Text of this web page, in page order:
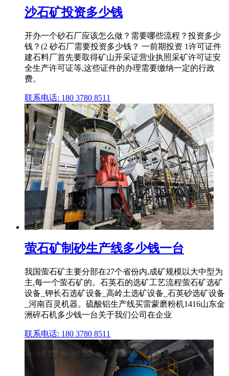
沙石矿投资多少钱
开办一个砂石厂应该怎么做？需要哪些流程？投资多少
钱？(2 砂石厂需要投资多少钱？ 一前期投资 1许可证件
建石料厂首先要取得矿山开采证营业执照采矿许可证安
全生产许可证等,这些证件的办理需要缴纳一定的行政
费。
联系电话: 180 3780 8511
萤石矿制砂生产线多少钱一台
我国萤石矿主要分部在27个省份内,成矿规模以大中型为
主,每一个萤石矿的。石英石的选矿工艺流程萤石矿选矿
设备_钾长石选矿设备_高岭土选矿设备_石英砂选矿设备
_河南百灵机器。硫酸铝生产线买雷蒙磨粉机1416山东金
洲碎石机多少钱一台关于我们公司在企业
联系电话: 180 3780 8511